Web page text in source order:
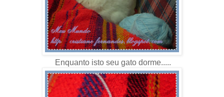
Enquanto isto seu gato dorme.....